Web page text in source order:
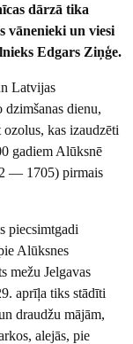
dārzā tika
vānenieki un viesi
Edgars Ziņģe.
Latvijas
dienu,
ozolus, kas izaudzēti
gadiem Alūksnē
— 1705) pirmais
piecsimtgadi
Alūksnes
mežu Jelgavas
aprīļa tiks stādīti
draudžu mājām,
alejās, pie